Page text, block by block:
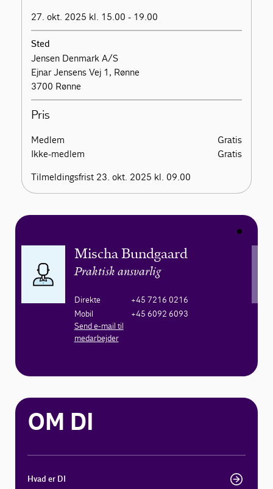
27. okt. 2025 kl. 15.00 - 19.00
Sted
Jensen Denmark A/S
Ejnar Jensens Vej 1, Rønne
3700 Rønne
Pris
Medlem
Gratis
Ikke-medlem
Gratis
Tilmeldingsfrist 23. okt. 2025 kl. 09.00
Mischa Bundgaard
Praktisk ansvarlig
Direkte
+45 7216 0216
Mobil
+45 6092 6093
Send e-mail til
medarbejder
OM DI
Hvad er DI